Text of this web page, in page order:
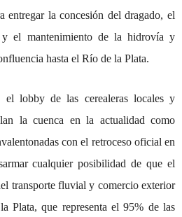
entregar la concesión del dragado, el
y el mantenimiento de la hidrovía y
hasta el Río de la Plata.
el lobby de las cerealeras locales y
la cuenca en la actualidad como
con el retroceso oficial en
cualquier posibilidad de que el
transporte fluvial y comercio exterior
Plata, que representa el 95% de las